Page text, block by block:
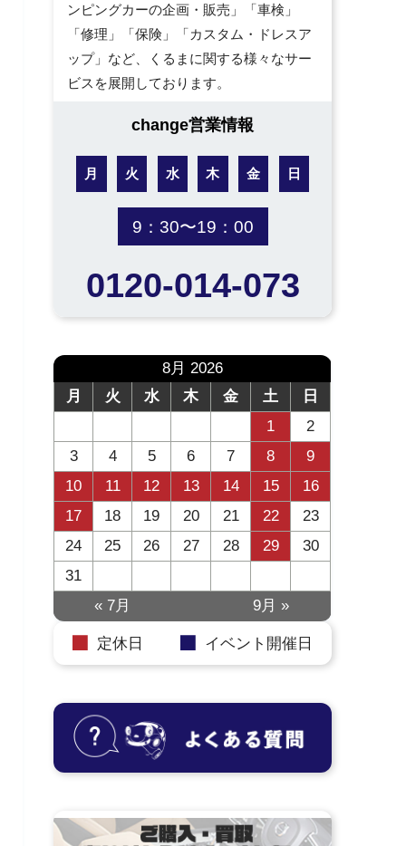
ンピングカーの企画・販売」「車検」
「修理」「保険」「カスタム・ドレスア
ップ」など、くるまに関する様々なサー
ビスを展開しております。
change営業情報
月 火 水 木 金 日
9：30〜19：00
0120-014-073
8月 2026
月
火 水 木 金 土
日
1
2
3
4 5 6 7 8
9
10
11 12 13 14 15
16
17
18 19 20 21 22
23
24
25 26 27 28 29
30
31
« 7月
9月 »
定休日 イベント開催日